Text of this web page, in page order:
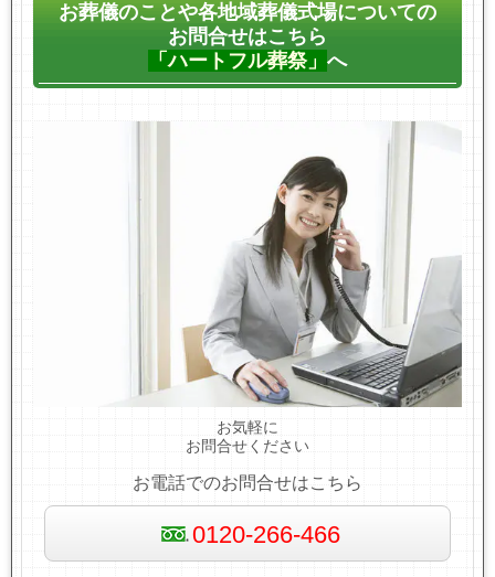
お葬儀のことや各地域葬儀式場についての
お問合せはこちら
「ハートフル葬祭」 へ
お気軽に
お問合せください
お電話でのお問合せはこちら
0120-266-466